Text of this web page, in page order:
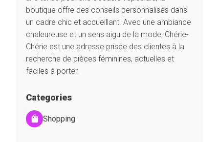
boutique offre des conseils personnalisés dans
un cadre chic et accueillant. Avec une ambiance
chaleureuse et un sens aigu de la mode, Chérie-
Chérie est une adresse prisée des clientes à la
recherche de pièces féminines, actuelles et
faciles à porter.
Categories
Shopping